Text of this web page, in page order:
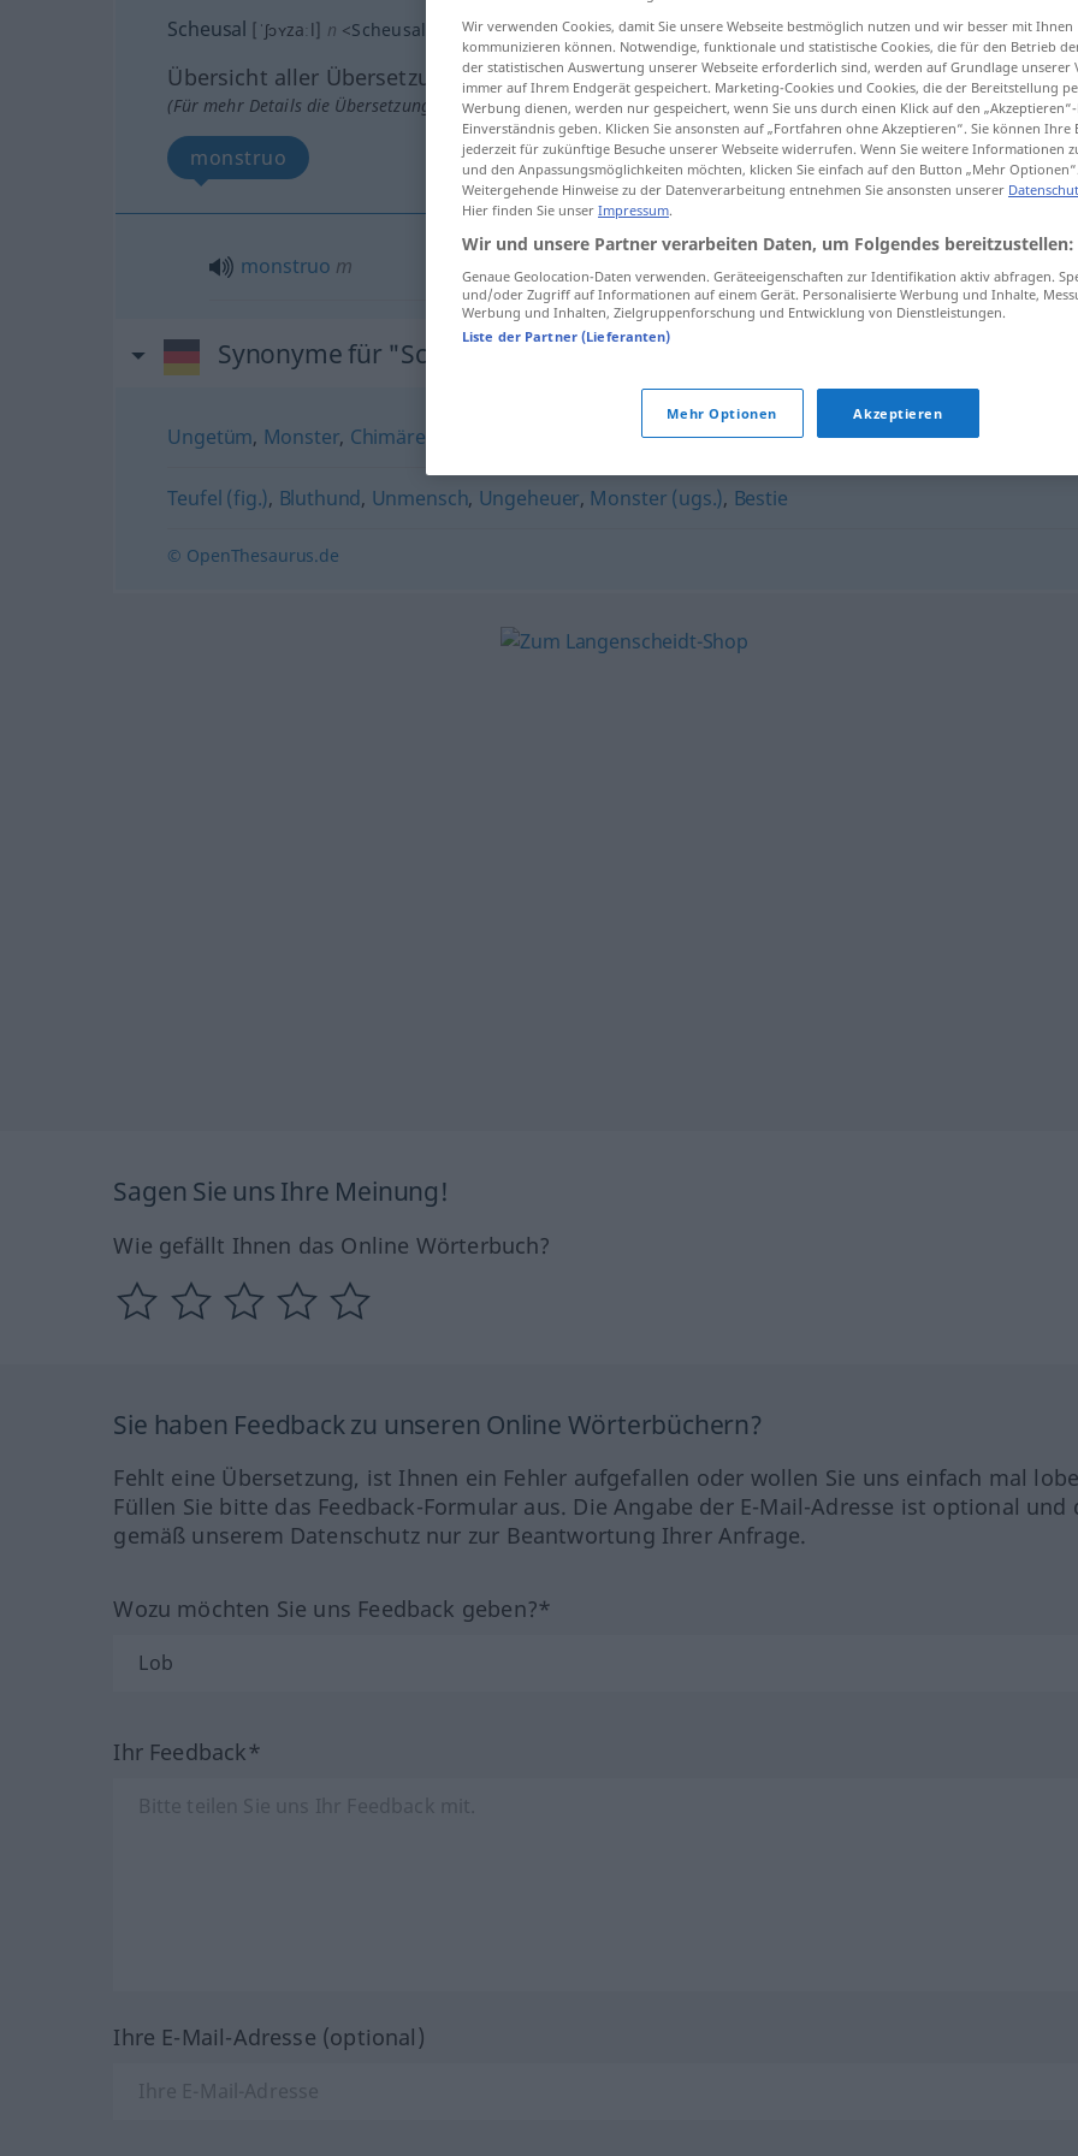
Scheusal [ˈʃɔʏzaːl] n <Scheusals Scheusale>
Übersicht aller Übersetzungen
(Für mehr Details die Übersetzung anklicken/antippen)
monstruo
monstruo m Scheusal
Synonyme für "Scheusal"
Ungetüm, Monster, Chimäre Schimäre,Ungeheuer,Untier,Biest,Monstrum
Teufel (fig.), Bluthund, Unmensch, Ungeheuer, Monster (ugs.), Bestie
© OpenThesaurus.de
Sagen Sie uns Ihre Meinung!
Wie gefällt Ihnen das Online Wörterbuch?
Sie haben Feedback zu unseren Online Wörterbüchern?
Fehlt eine Übersetzung, ist Ihnen ein Fehler aufgefallen oder wollen Sie uns einfach mal
Füllen Sie bitte das Feedback-Formular aus. Die Angabe der E-Mail-Adresse ist optional und
gemäß unserem Datenschutz nur zur Beantwortung Ihrer Anfrage.
Wozu möchten Sie uns Feedback geben?*
Ihr Feedback*
Ihre E-Mail-Adresse (optional)
Wir verwenden Cookies, damit Sie unsere Webseite bestmöglich nutzen und wir besser mit Ihnen
kommunizieren können. Notwendige, funktionale und statistische Cookies, die für den Betrieb
der statistischen Auswertung unserer Webseite erforderlich sind, werden auf Grundlage unserer
immer auf Ihrem Endgerät gespeichert. Marketing-Cookies und Cookies, die der Bereitstellung
Werbung dienen, werden nur gespeichert, wenn Sie uns durch einen Klick auf den
Einverständnis geben. Klicken Sie ansonsten auf „Fortfahren ohne Akzeptieren“. Sie können Ihre
jederzeit für zukünftige Besuche unserer Webseite widerrufen. Wenn Sie weitere Informationen
und den Anpassungsmöglichkeiten möchten, klicken Sie einfach auf den Button „Mehr Optionen“.
Weitergehende Hinweise zu der Datenverarbeitung entnehmen Sie ansonsten unserer
Hier finden Sie unser Impressum.
Wir und unsere Partner verarbeiten Daten, um Folgendes bereitzustellen:
Genaue Geolocation-Daten verwenden. Geräteeigenschaften zur Identifikation aktiv abfragen.
und/oder Zugriff auf Informationen auf einem Gerät. Personalisierte Werbung und Inhalte,
Werbung und Inhalten, Zielgruppenforschung und Entwicklung von Dienstleistungen.
Liste der Partner (Lieferanten)
Mehr Optionen Akzeptieren